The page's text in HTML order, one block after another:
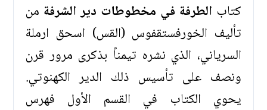
كتاب الطرفة في مخطوطات دير الشرفة من
تأليف الخورفستقفوس (القس) اسحق ارملة
السرياني، الذي نشره تيمناً بذكرى مرور قرن
ونصف على تأسيس ذلك الدير الكهنوتي.
يحوي الكتاب في القسم الأول فهرس